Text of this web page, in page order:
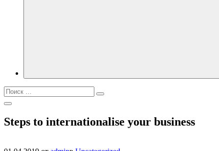
Найти:
Поиск
Открыть
Steps to internationalise your business